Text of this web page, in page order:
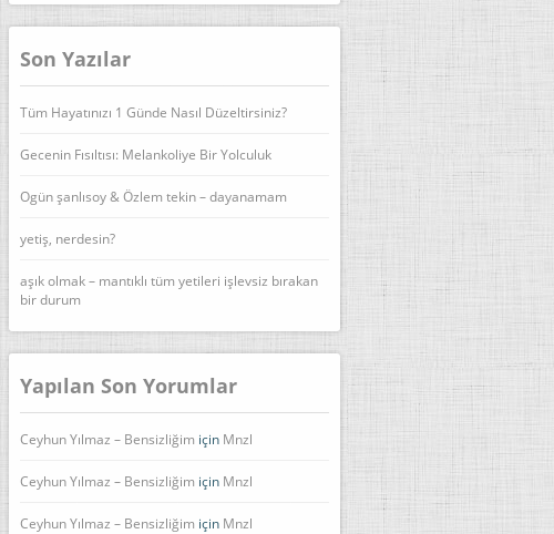
Son Yazılar
Tüm Hayatınızı 1 Günde Nasıl Düzeltirsiniz?
Gecenin Fısıltısı: Melankoliye Bir Yolculuk
Ogün şanlısoy & Özlem tekin – dayanamam
yetiş, nerdesin?
aşık olmak – mantıklı tüm yetileri işlevsiz bırakan
bir durum
Yapılan Son Yorumlar
Ceyhun Yılmaz – Bensizliğim için Mnzl
Ceyhun Yılmaz – Bensizliğim için Mnzl
Ceyhun Yılmaz – Bensizliğim için Mnzl